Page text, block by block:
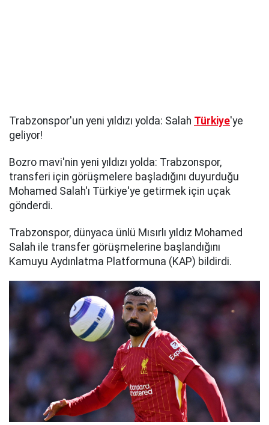
Trabzonspor'un yeni yıldızı yolda: Salah Türkiye'ye
geliyor!
Bozro mavi'nin yeni yıldızı yolda: Trabzonspor,
transferi için görüşmelere başladığını duyurduğu
Mohamed Salah'ı Türkiye'ye getirmek için uçak
gönderdi.
Trabzonspor, dünyaca ünlü Mısırlı yıldız Mohamed
Salah ile transfer görüşmelerine başlandığını
Kamuyu Aydınlatma Platformuna (KAP) bildirdi.